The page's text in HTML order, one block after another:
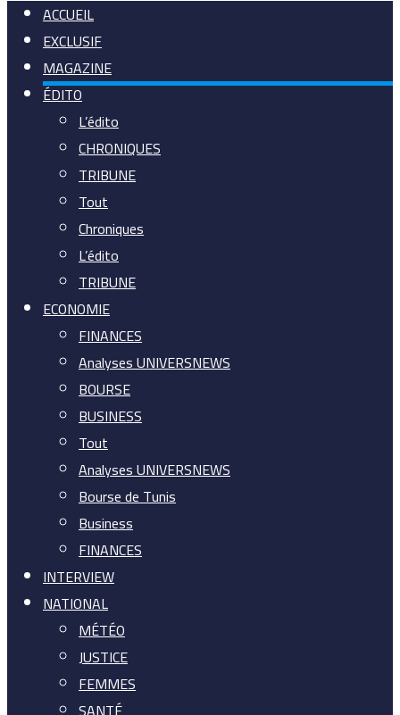
ACCUEIL
EXCLUSIF
MAGAZINE
ÉDITO
L’édito
CHRONIQUES
TRIBUNE
Tout
Chroniques
L’édito
TRIBUNE
ECONOMIE
FINANCES
Analyses UNIVERSNEWS
BOURSE
BUSINESS
Tout
Analyses UNIVERSNEWS
Bourse de Tunis
Business
FINANCES
INTERVIEW
NATIONAL
MÉTÉO
JUSTICE
FEMMES